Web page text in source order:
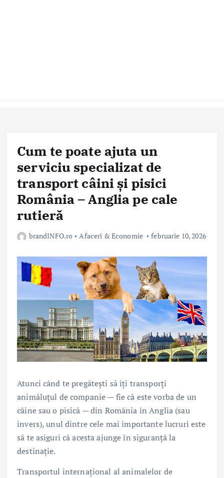
Cum te poate ajuta un
serviciu specializat de
transport câini și pisici
România – Anglia pe cale
rutieră
brandINFO.ro Afaceri & Economie februarie 10, 2026
Atunci când te pregătești să îți transporți
animăluțul de companie — fie că este vorba de un
câine sau o pisică — din România în Anglia (sau
invers), unul dintre cele mai importante lucruri este
să te asiguri că acesta ajunge în siguranță la
destinație.
Transportul internațional al animalelor de